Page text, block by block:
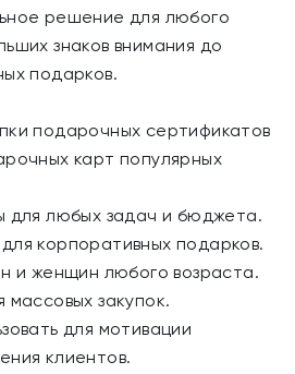
решение для любого
знаков внимания до
подарков.
подарочных сертификатов
карт популярных
для любых задач и бюджета.
корпоративных подарков.
и женщин любого возраста.
закупок.
для мотивации
клиентов.